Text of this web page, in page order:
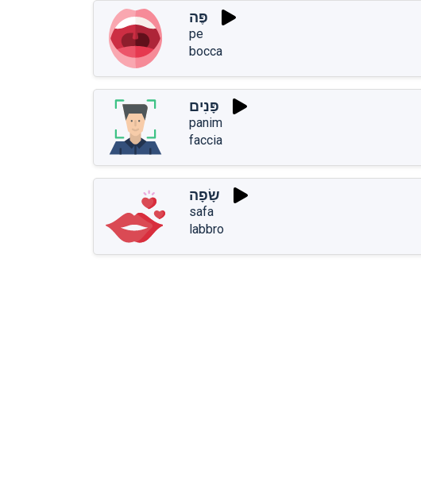
פֶּה
pe
bocca
פָּנִים
panim
faccia
שָׂפָה
safa
labbro